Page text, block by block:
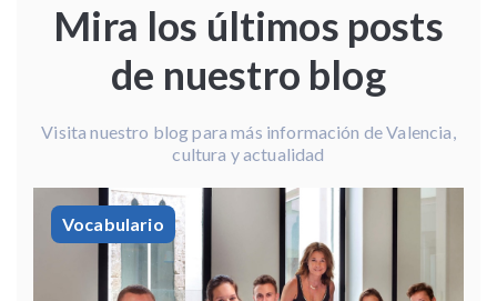
Mira los últimos posts
de nuestro blog
Visita nuestro blog para más información de Valencia,
cultura y actualidad
Vocabulario